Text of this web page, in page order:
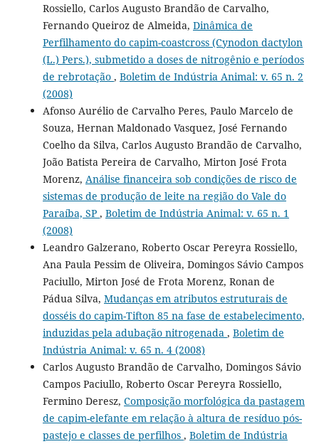
Rossiello, Carlos Augusto Brandão de Carvalho,
Fernando Queiroz de Almeida, Dinâmica de
Perfilhamento do capim-coastcross (Cynodon dactylon
(L.) Pers.), submetido a doses de nitrogênio e períodos
de rebrotação , Boletim de Indústria Animal: v. 65 n. 2
(2008)
Afonso Aurélio de Carvalho Peres, Paulo Marcelo de
Souza, Hernan Maldonado Vasquez, José Fernando
Coelho da Silva, Carlos Augusto Brandão de Carvalho,
João Batista Pereira de Carvalho, Mirton José Frota
Morenz, Análise financeira sob condições de risco de
sistemas de produção de leite na região do Vale do
Paraíba, SP , Boletim de Indústria Animal: v. 65 n. 1
(2008)
Leandro Galzerano, Roberto Oscar Pereyra Rossiello,
Ana Paula Pessim de Oliveira, Domingos Sávio Campos
Paciullo, Mirton José de Frota Morenz, Ronan de
Pádua Silva, Mudanças em atributos estruturais de
dosséis do capim-Tifton 85 na fase de estabelecimento,
induzidas pela adubação nitrogenada , Boletim de
Indústria Animal: v. 65 n. 4 (2008)
Carlos Augusto Brandão de Carvalho, Domingos Sávio
Campos Paciullo, Roberto Oscar Pereyra Rossiello,
Fermino Deresz, Composição morfológica da pastagem
de capim-elefante em relação à altura de resíduo pós-
pastejo e classes de perfilhos , Boletim de Indústria